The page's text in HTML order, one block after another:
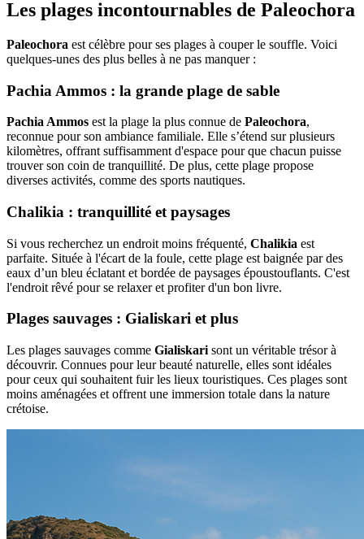
Les plages incontournables de Paleochora
Paleochora est célèbre pour ses plages à couper le souffle. Voici
quelques-unes des plus belles à ne pas manquer :
Pachia Ammos : la grande plage de sable
Pachia Ammos est la plage la plus connue de Paleochora,
reconnue pour son ambiance familiale. Elle s’étend sur plusieurs
kilomètres, offrant suffisamment d'espace pour que chacun puisse
trouver son coin de tranquillité. De plus, cette plage propose
diverses activités, comme des sports nautiques.
Chalikia : tranquillité et paysages
Si vous recherchez un endroit moins fréquenté, Chalikia est
parfaite. Située à l'écart de la foule, cette plage est baignée par des
eaux d’un bleu éclatant et bordée de paysages époustouflants. C'est
l'endroit rêvé pour se relaxer et profiter d'un bon livre.
Plages sauvages : Gialiskari et plus
Les plages sauvages comme Gialiskari sont un véritable trésor à
découvrir. Connues pour leur beauté naturelle, elles sont idéales
pour ceux qui souhaitent fuir les lieux touristiques. Ces plages sont
moins aménagées et offrent une immersion totale dans la nature
crétoise.